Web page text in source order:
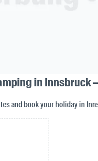
in Innsbruck
and book your holiday in